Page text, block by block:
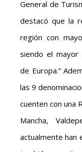
General de
destacó que la
región con
siendo el mayor
de Europa.”
las 9
cuenten con una
Mancha,
actualmente han